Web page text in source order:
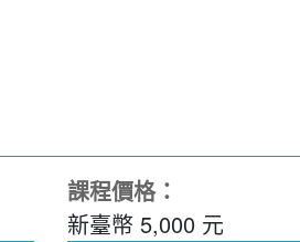
課程價格：
新臺幣 5,000 元